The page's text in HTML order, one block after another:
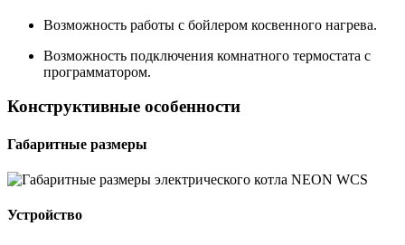
Возможность работы с бойлером косвенного нагрева.
Возможность подключения комнатного термостата с
программатором.
Конструктивные особенности
Габаритные размеры
Устройство